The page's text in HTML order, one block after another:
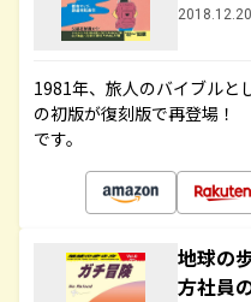
1981年、旅人のバイブルと
の初版が復刻版で再登場！
です。
地球の
方社員